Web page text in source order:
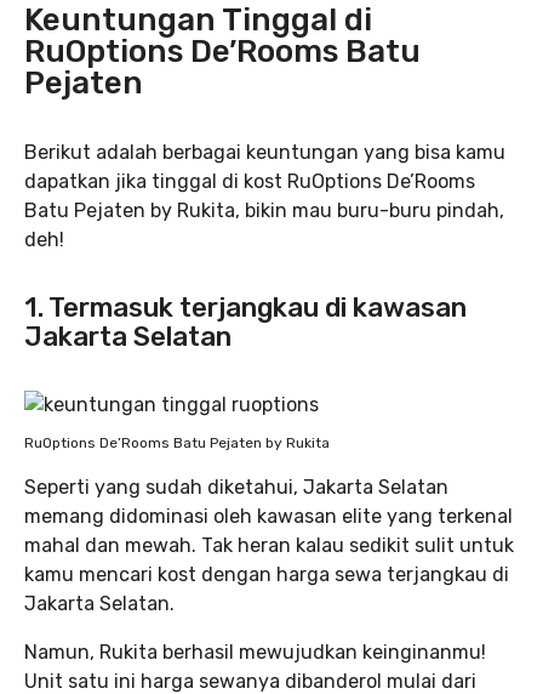
Keuntungan Tinggal di
RuOptions De’Rooms Batu
Pejaten
Berikut adalah berbagai keuntungan yang bisa kamu
dapatkan jika tinggal di kost RuOptions De’Rooms
Batu Pejaten by Rukita, bikin mau buru-buru pindah,
deh!
1. Termasuk terjangkau di kawasan
Jakarta Selatan
RuOptions De’Rooms Batu Pejaten by Rukita
Seperti yang sudah diketahui, Jakarta Selatan
memang didominasi oleh kawasan elite yang terkenal
mahal dan mewah. Tak heran kalau sedikit sulit untuk
kamu mencari kost dengan harga sewa terjangkau di
Jakarta Selatan.
Namun, Rukita berhasil mewujudkan keinginanmu!
Unit satu ini harga sewanya dibanderol mulai dari